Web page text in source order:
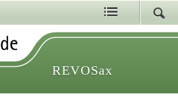
REVOSax